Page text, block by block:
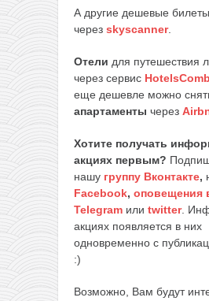
А другие дешевые билеты
через skyscanner.
Отели для путешествия
через сервис
еще дешевле можно
апартаменты через
Хотите получать
акциях первым?
нашу группу Вконтакте,
Facebook, оповещения
Telegram или twitter.
акциях появляется в них
одновременно с
:)
Возможно, Вам будут